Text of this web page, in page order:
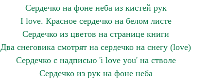
Сердечко на фоне неба из кистей рук
I love. Красное сердечко на белом листе
Сердечко из цветов на странице книги
Два снеговика смотрят на сердечко на снегу (love)
Сердечко с надписью 'i love you' на стволе
Сердечко из рук на фоне неба